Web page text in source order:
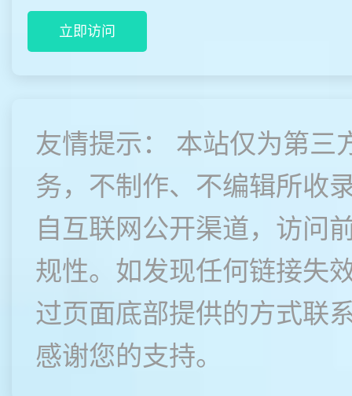
立即访问
友情提示： 本站仅为第三
务，不制作、不编辑所收
自互联网公开渠道，访问
规性。如发现任何链接失
过页面底部提供的方式联
感谢您的支持。